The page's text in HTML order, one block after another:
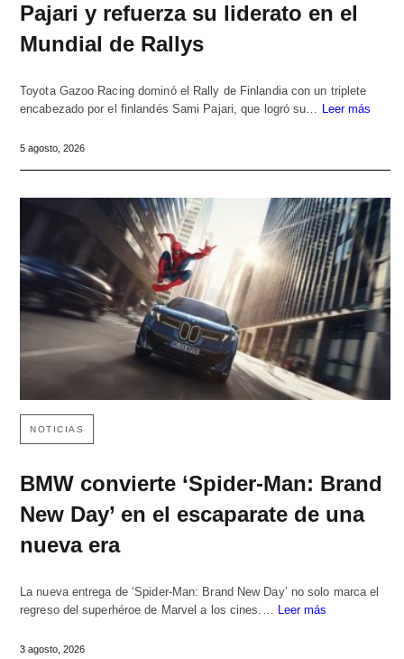
Pajari y refuerza su liderato en el
Mundial de Rallys
Toyota Gazoo Racing dominó el Rally de Finlandia con un triplete
encabezado por el finlandés Sami Pajari, que logró su… Leer más
5 agosto, 2026
NOTICIAS
BMW convierte ‘Spider-Man: Brand
New Day’ en el escaparate de una
nueva era
La nueva entrega de ‘Spider-Man: Brand New Day’ no solo marca el
regreso del superhéroe de Marvel a los cines.… Leer más
3 agosto, 2026